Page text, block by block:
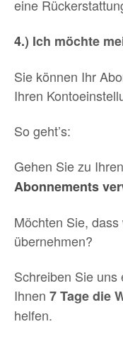
eine
4.) Ich möchte
Sie können Ihr
Ihren
So geht’s:
Gehen Sie zu Ihren
Abonnements
Möchten Sie,
übernehmen?
Schreiben Sie uns
Ihnen 7 Tage die
helfen.